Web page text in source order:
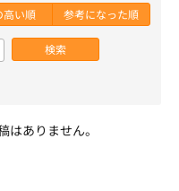
高い順 参考になった順
検索
ありません。